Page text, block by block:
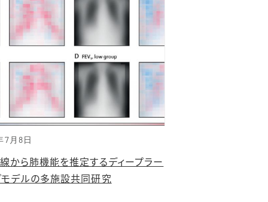
7月8日
から肺機能を推定するディープラー
モデルの多施設共同研究